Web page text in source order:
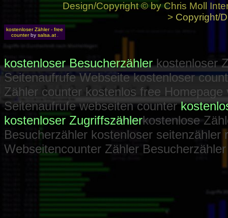
Design/Copyright © by Chris Moll
> Copyright/
kostenloser Zähler - free
counterby salsa.at
kostenloser Besucherzählerkostenloser
Seitenaufrufe Webseite kostenloser
Zähler counter kostenlos free
Seitenaufrufe webseiten counter
kostenloser Zugriffszählerkostenlose
Besucherzähler kostenloser
Webseitencounter Zähler